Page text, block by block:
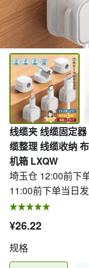
线缆夹 线缆固定
缆整理 线缆收纳
机箱 LXQW
埼玉仓 12:00前下
11:00前下单当日发
¥26.22
规格